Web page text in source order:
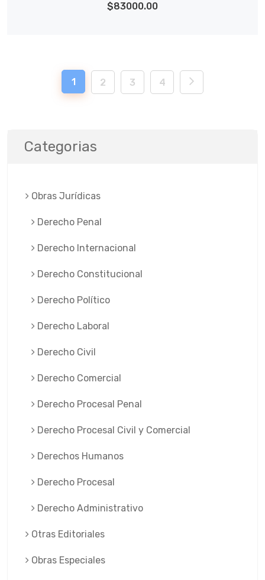
$83000.00
1 2 3 4
Categorias
Obras Jurí­dicas
Derecho Penal
Derecho Internacional
Derecho Constitucional
Derecho Político
Derecho Laboral
Derecho Civil
Derecho Comercial
Derecho Procesal Penal
Derecho Procesal Civil y Comercial
Derechos Humanos
Derecho Procesal
Derecho Administrativo
Otras Editoriales
Obras Especiales